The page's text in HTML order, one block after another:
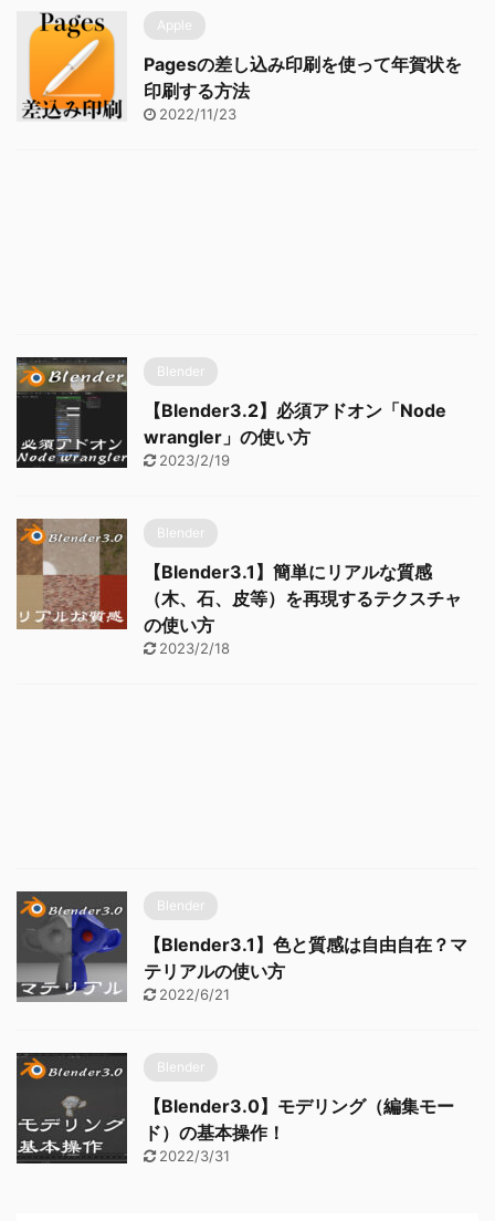
Apple
Pagesの差し込み印刷を使って年賀状を
印刷する方法
2022/11/23
Blender
【Blender3.2】必須アドオン「Node
wrangler」の使い方
2023/2/19
Blender
【Blender3.1】簡単にリアルな質感
（木、石、皮等）を再現するテクスチャ
の使い方
2023/2/18
Blender
【Blender3.1】色と質感は自由自在？マ
テリアルの使い方
2022/6/21
Blender
【Blender3.0】モデリング（編集モー
ド）の基本操作！
2022/3/31